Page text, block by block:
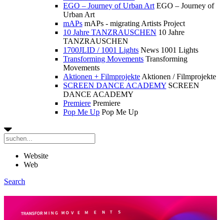
EGO – Journey of Urban Art EGO – Journey of
Urban Art
mAPs mAPs - migrating Artists Project
10 Jahre TANZRAUSCHEN 10 Jahre
TANZRAUSCHEN
1700JLID / 1001 Lights News 1001 Lights
Transforming Movements Transforming
Movements
Aktionen + Filmprojekte Aktionen / Filmprojekte
SCREEN DANCE ACADEMY SCREEN
DANCE ACADEMY
Premiere Premiere
Pop Me Up Pop Me Up
Website
Web
Search